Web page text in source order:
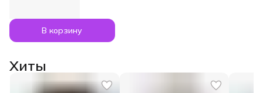
В корзину
Хиты